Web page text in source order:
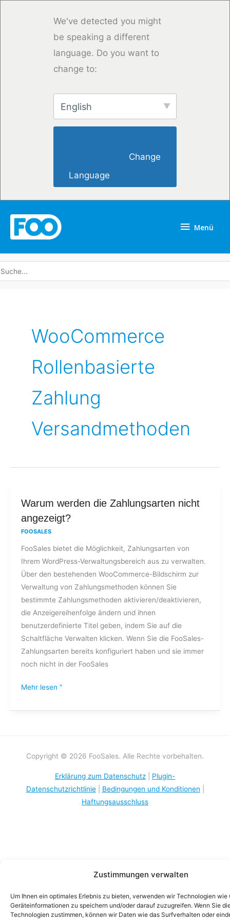
Zustimmungen verwalten
Um Ihnen ein optimales Erlebnis zu bieten, verwenden wir Technologien wie
Geräteinformationen zu speichern und/oder darauf zuzugreifen. Wenn Sie
Technologien zustimmen, können wir Daten wie das Surfverhalten oder
We've detected you might
be speaking a different
language. Do you want to
change to:
English
Language
Menü
WooCommerce
Rollenbasierte
Zahlung
Versandmethoden
Warum werden die Zahlungsarten nicht
angezeigt?
FOOSALES
FooSales bietet die Möglichkeit, Zahlungsarten von
Ihrem WordPress-Verwaltungsbereich aus zu verwalten.
Über den bestehenden WooCommerce-Bildschirm zur
Verwaltung von Zahlungsmethoden können Sie
bestimmte Zahlungsmethoden aktivieren/deaktivieren,
die Anzeigereihenfolge ändern und ihnen
benutzerdefinierte Titel geben, indem Sie auf die
Schaltfläche Verwalten klicken. Wenn Sie die FooSales-
Zahlungsarten bereits konfiguriert haben und sie immer
noch nicht in der FooSales
Warum
werden
nicht
angezeigt?
Mehr lesen "
Copyright © 2026 FooSales. Alle Rechte vorbehalten.
Erklärung zum Datenschutz
Plugin-
Datenschutzrichtlinie| Bedingungen und Konditionen
Haftungsausschluss